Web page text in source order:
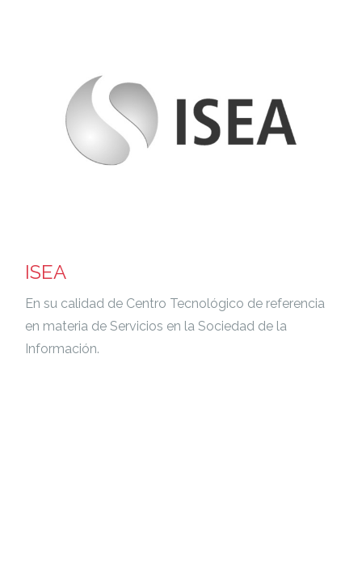
ISEA
En su calidad de Centro Tecnológico de referencia
en materia de Servicios en la Sociedad de la
Información.